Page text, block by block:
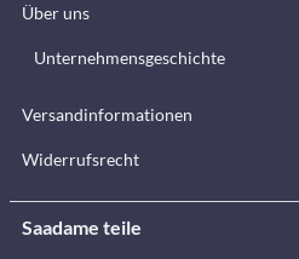
Über uns
Unternehmensgeschichte
Versandinformationen
Widerrufsrecht
Saadame teile